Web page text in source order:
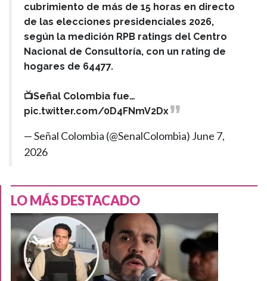
cubrimiento de más de 15 horas en directo
de las elecciones presidenciales 2026,
según la medición RPB ratings del Centro
Nacional de Consultoría, con un rating de
hogares de 64477.
📺Señal Colombia fue…
pic.twitter.com/0D4FNmV2Dx
— Señal Colombia (@SenalColombia) June 7,
2026
LO MÁS DESTACADO